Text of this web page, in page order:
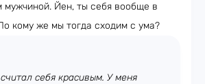
мужчиной. Йен, ты себя вообще в
кому же мы тогда сходим с ума?
себя красивым. У меня